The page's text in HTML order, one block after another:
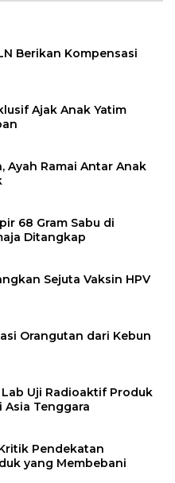
Berikan Kompensasi
Ajak Anak Yatim
Ayah Ramai Antar Anak
68 Gram Sabu di
Ditangkap
Sejuta Vaksin HPV
Orangutan dari Kebun
Uji Radioaktif Produk
Asia Tenggara
Pendekatan
yang Membebani